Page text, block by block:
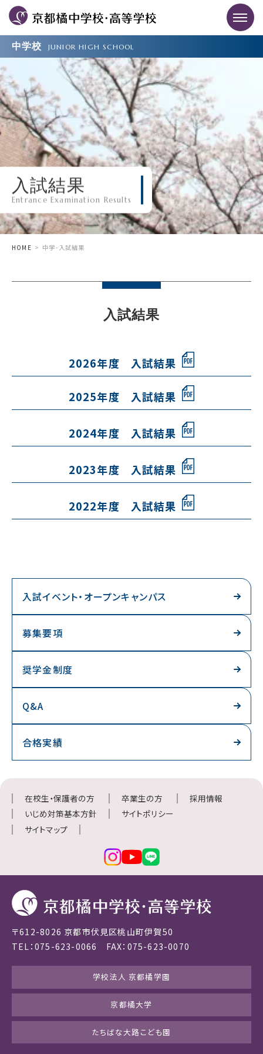
中学校 JUNIOR HIGH SCHOOL
入試結果
Entrance Examination Results
HOME 中学-入試結果
入試結果
2026年度 入試結果
2025年度 入試結果
2024年度 入試結果
2023年度 入試結果
2022年度 入試結果
入試イベント・ オープンキャンパス
募集要項
奨学金制度
Q&A
合格実績
在校生・保護者の方 卒業生の方
採用情報
いじめ対策基本方針
サイトポリシー
サイトマップ
〒612-8026 京都市伏見区桃山町伊賀50
TEL：075-623-0066 FAX：075-623-0070
学校法人 京都橘学園
京都橘大学
たちばな大路こども園